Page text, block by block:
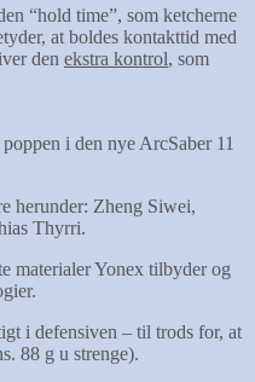
“hold time”, som ketcherne
at boldes kontakttid med
den ekstra kontrol, som
i den nye ArcSaber 11
herunder: Zheng Siwei,
Thyrri.
materialer Yonex tilbyder og
i defensiven – til trods for, at
88 g u strenge).